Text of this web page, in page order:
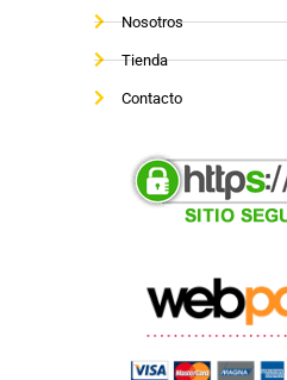
Nosotros
Tienda
Contacto